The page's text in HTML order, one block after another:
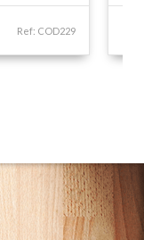
Ref: COD229